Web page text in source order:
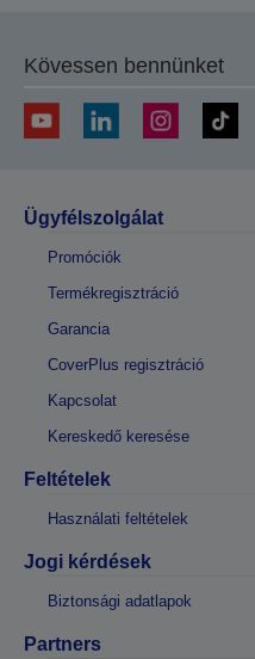
Kövessen bennünket
Ügyfélszolgálat
Promóciók
Termékregisztráció
Garancia
CoverPlus regisztráció
Kapcsolat
Kereskedő keresése
Feltételek
Használati feltételek
Jogi kérdések
Biztonsági adatlapok
Partners